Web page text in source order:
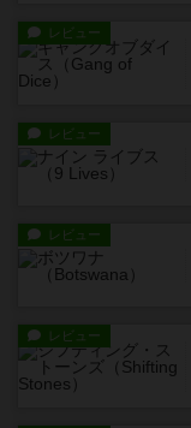
レビュー
レビュー
レビュー
レビュー